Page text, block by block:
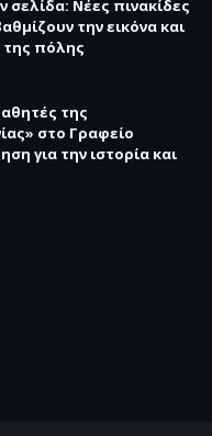
σελίδα: Νέες πινακίδες
την εικόνα και
της πόλης
της
στο Γραφείο
για την ιστορία και